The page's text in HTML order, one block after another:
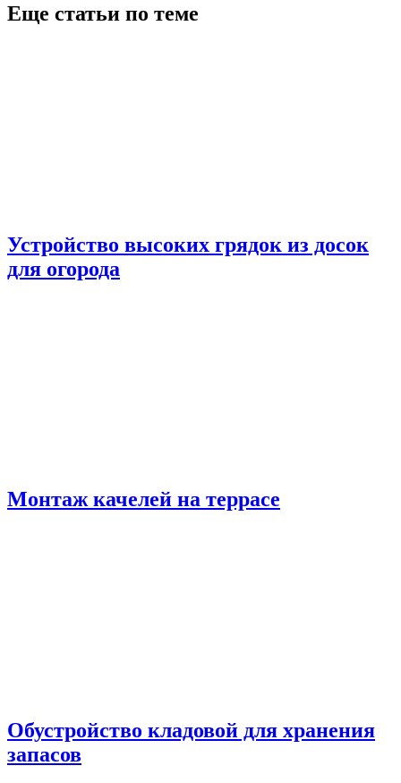
Еще статьи по теме
Устройство высоких грядок из досок
для огорода
Монтаж качелей на террасе
Обустройство кладовой для хранения
запасов